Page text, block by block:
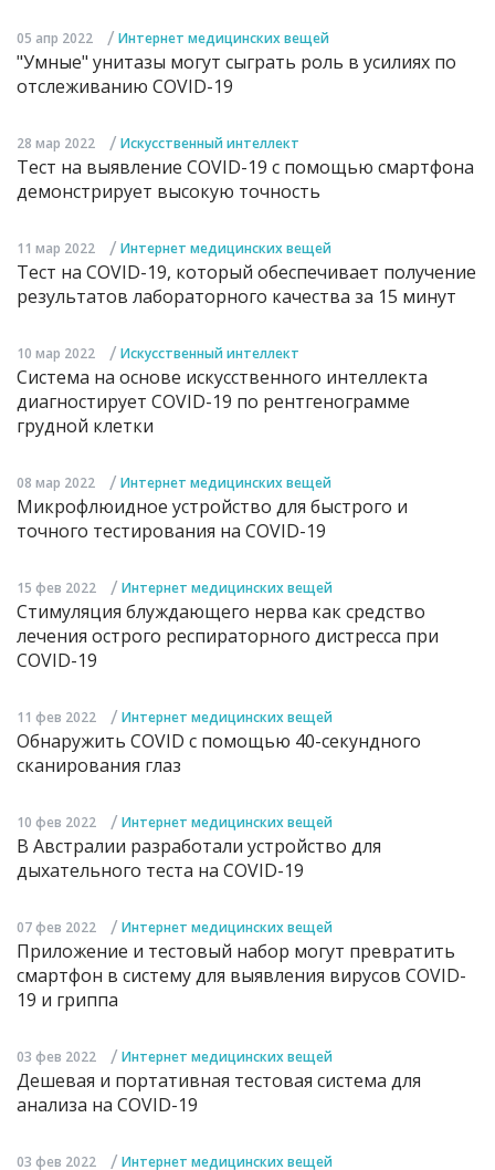
05 апр 2022 / Интернет медицинских вещей
"Умные" унитазы могут сыграть роль в усилиях по
отслеживанию COVID-19
28 мар 2022 / Искусственный интеллект
Тест на выявление COVID-19 с помощью смартфона
демонстрирует высокую точность
11 мар 2022 / Интернет медицинских вещей
Тест на COVID-19, который обеспечивает получение
результатов лабораторного качества за 15 минут
10 мар 2022 / Искусственный интеллект
Система на основе искусственного интеллекта
диагностирует COVID-19 по рентгенограмме
грудной клетки
08 мар 2022 / Интернет медицинских вещей
Микрофлюидное устройство для быстрого и
точного тестирования на COVID-19
15 фев 2022 / Интернет медицинских вещей
Стимуляция блуждающего нерва как средство
лечения острого респираторного дистресса при
COVID-19
11 фев 2022 / Интернет медицинских вещей
Обнаружить COVID с помощью 40-секундного
сканирования глаз
10 фев 2022 / Интернет медицинских вещей
В Австралии разработали устройство для
дыхательного теста на COVID-19
07 фев 2022 / Интернет медицинских вещей
Приложение и тестовый набор могут превратить
смартфон в систему для выявления вирусов COVID-
19 и гриппа
03 фев 2022 / Интернет медицинских вещей
Дешевая и портативная тестовая система для
анализа на COVID-19
03 фев 2022 / Интернет медицинских вещей